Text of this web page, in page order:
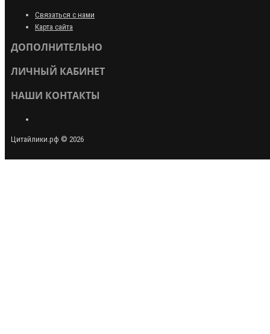
Связаться с нами
Карта сайта
ДОПОЛНИТЕЛЬНО
ЛИЧНЫЙ КАБИНЕТ
НАШИ КОНТАКТЫ
Цитайлики.рф © 2026